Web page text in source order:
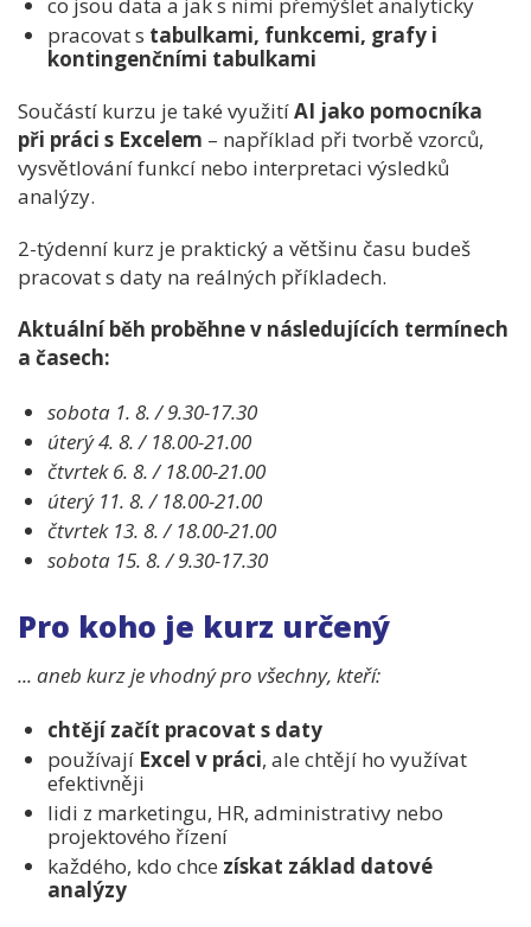
pracovat s tabulkami, funkcemi, grafy i
kontingenčními tabulkami
Součástí kurzu je také využitíAI jako pomocníka
při práci s Excelem – například při tvorbě vzorců,
vysvětlování funkcí nebo interpretaci výsledků
analýzy.
2-týdenní kurz je praktický a většinu času budeš
pracovat s daty na reálných příkladech.
Aktuální běh proběhne v následujících termínech
a časech:
sobota 1. 8. / 9.30-17.30
úterý 4. 8. / 18.00-21.00
čtvrtek 6. 8. / 18.00-21.00
úterý 11. 8. / 18.00-21.00
čtvrtek 13. 8. / 18.00-21.00
sobota 15. 8. / 9.30-17.30
Pro koho je kurz určený
... aneb kurz je vhodný pro všechny, kteří:
chtějí začít pracovat s daty
používají Excel v práci, ale chtějí ho využívat
efektivněji
lidi z marketingu, HR, administrativy nebo
projektového řízení
každého, kdo chce získat základ datové
analýzy